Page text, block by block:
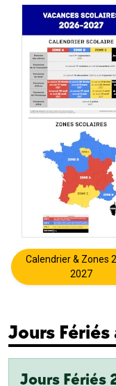
Calendrier & Zones
2027
Jours
Jours Fériés